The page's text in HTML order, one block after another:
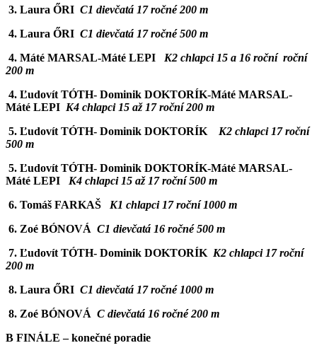
3. Laura ŐRI C1 dievčatá 17 ročné 200 m
4. Laura ŐRI C1 dievčatá 17 ročné 500 m
4. Máté MARSAL-Máté LEPI K2 chlapci 15 a 16 roční roční
200 m
4. Ľudovít TÓTH- Dominik DOKTORÍK-Máté MARSAL-
Máté LEPI K4 chlapci 15 až 17 roční 200 m
5. Ľudovít TÓTH- Dominik DOKTORÍK
K2 chlapci 17 roční
500 m
5. Ľudovít TÓTH- Dominik DOKTORÍK-Máté MARSAL-
Máté LEPI
K4 chlapci 15 až 17 roční 500 m
6. Tomáš FARKAŠ
K1 chlapci 17 roční 1000 m
6. Zoé BÓNOVÁ C1 dievčatá 16 ročné 500 m
7. Ľudovít TÓTH- Dominik DOKTORÍK K2 chlapci 17 roční
200 m
8. Laura ŐRI C1 dievčatá 17 ročné 1000 m
8. Zoé BÓNOVÁ C dievčatá 16 ročné 200 m
B FINÁLE – konečné poradie